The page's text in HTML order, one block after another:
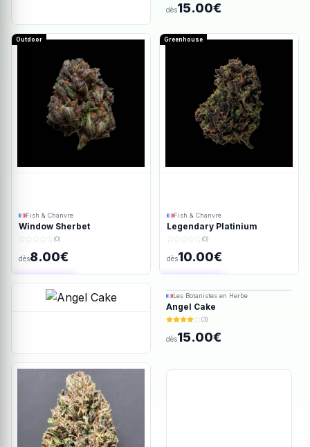
dès15.00€
Outdoor
Fish & Chanvre
Window Sherbet
(0)
dès8.00€
Ajout rapide
Greenhouse
Fish & Chanvre
Legendary Platinium
(0)
dès10.00€
Les Botanistes en Herbe
Angel Cake
(3)
dès15.00€